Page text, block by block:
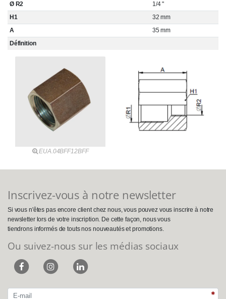
Ø R2
1/4 "
H1
32 mm
A
35 mm
Définition
EUA.04BFF12BFF
Inscrivez-vous à notre newsletter
Si vous n'êtes pas encore client chez nous, vous pouvez vous inscrire à notre
newsletter lors de votre inscription. De cette façon, nous vous
tiendrons informés de touts nos nouveautés et promotions.
Ou suivez-nous sur les médias sociaux